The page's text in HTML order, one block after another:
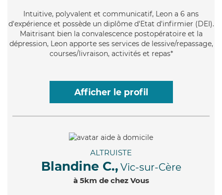
Intuitive, polyvalent et communicatif, Leon a 6 ans
d'expérience et possède un diplôme d'Etat d'infirmier (DEI).
Maitrisant bien la convalescence postopératoire et la
dépression, Leon apporte ses services de lessive/repassage,
courses/livraison, activités et repas*
Afficher le profil
ALTRUISTE
Blandine C., Vic-sur-Cère
à 5km de chez Vous